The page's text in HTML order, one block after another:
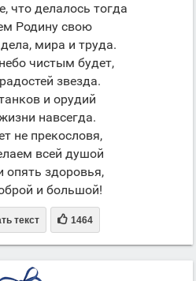
что делалось тогда
Родину свою
мира и труда.
чистым будет,
звезда.
и орудий
навсегда.
не прекословя,
всей душой
опять здоровья,
и большой!
текст  1464